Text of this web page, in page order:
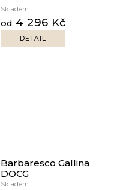
Skladem
od 4 296 Kč
DETAIL
Barbaresco Gallina
DOCG
Skladem